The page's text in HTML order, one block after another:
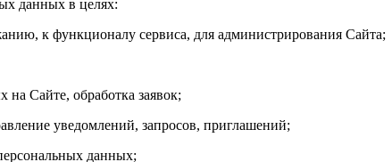
данных в целях:
к функционалу сервиса, для администрирования Сайта;
на Сайте, обработка заявок;
уведомлений, запросов, приглашений;
данных;